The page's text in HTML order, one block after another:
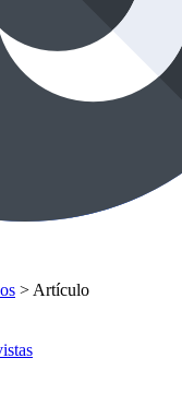
> Artículo